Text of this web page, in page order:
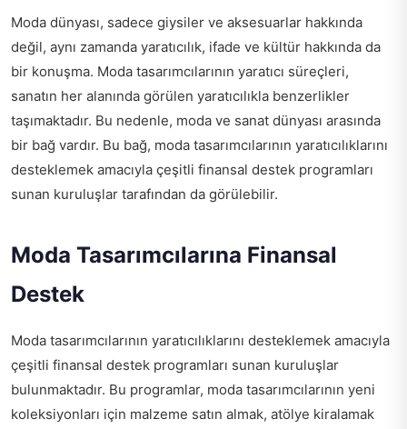
Moda dünyası, sadece giysiler ve aksesuarlar hakkında
değil, aynı zamanda yaratıcılık, ifade ve kültür hakkında da
bir konuşma. Moda tasarımcılarının yaratıcı süreçleri,
sanatın her alanında görülen yaratıcılıkla benzerlikler
taşımaktadır. Bu nedenle, moda ve sanat dünyası arasında
bir bağ vardır. Bu bağ, moda tasarımcılarının yaratıcılıklarını
desteklemek amacıyla çeşitli finansal destek programları
sunan kuruluşlar tarafından da görülebilir.
Moda Tasarımcılarına Finansal
Destek
Moda tasarımcılarının yaratıcılıklarını desteklemek amacıyla
çeşitli finansal destek programları sunan kuruluşlar
bulunmaktadır. Bu programlar, moda tasarımcılarının yeni
koleksiyonları için malzeme satın almak, atölye kiralamak